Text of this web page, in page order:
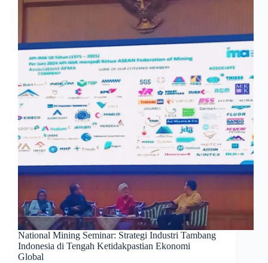
National Mining Seminar: Strategi Industri Tambang
Indonesia di Tengah Ketidakpastian Ekonomi
Global